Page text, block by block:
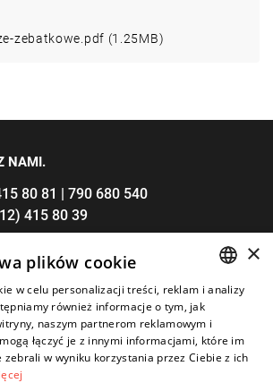
zebatkowe.pdf (1.25MB)
NAMI.
80 81 | 790 680 540
415 80 39
narzedzia.pl
ENGLISH
×
plików cookie
w celu personalizacji treści, reklam i analizy
również informacje o tym, jak
naszym partnerom reklamowym i
łączyć je z innymi informacjami, które im
zebrali w wyniku korzystania przez Ciebie z ich